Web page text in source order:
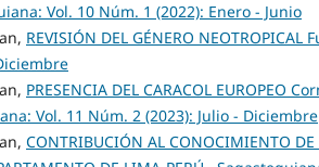
Vol. 10 Núm. 1 (2022): Enero - Junio
REVISIÓN DEL GÉNERO NEOTROPICAL
PRESENCIA DEL CARACOL EUROPEO
Vol. 11 Núm. 2 (2023): Julio - Diciembre
CONTRIBUCIÓN AL CONOCIMIENTO DE